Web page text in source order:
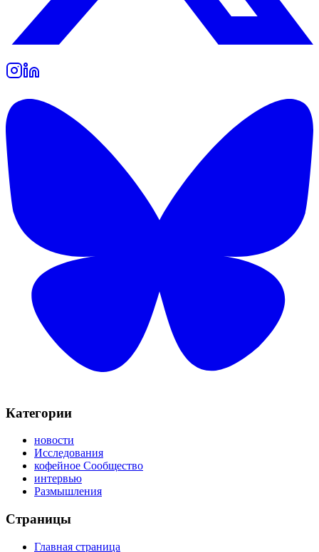
Категории
новости
Исследования
кофейное Сообщество
интервью
Размышления
Страницы
Главная страница